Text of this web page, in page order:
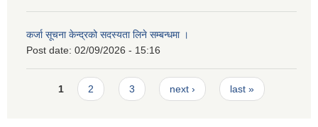
कर्जा सूचना केन्द्रको सदस्यता लिने सम्बन्धमा ।
Post date: 02/09/2026 - 15:16
Pages
1 2 3 next › last »